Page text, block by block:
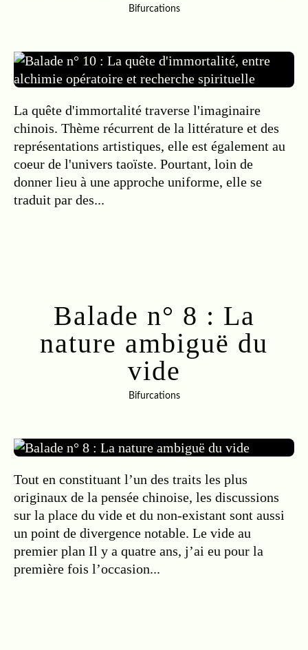
Bifurcations
La quête d'immortalité traverse l'imaginaire
chinois. Thème récurrent de la littérature et des
représentations artistiques, elle est également au
coeur de l'univers taoïste. Pourtant, loin de
donner lieu à une approche uniforme, elle se
traduit par des...
Balade n° 8 : La
nature ambiguë du
vide
Bifurcations
Tout en constituant l’un des traits les plus
originaux de la pensée chinoise, les discussions
sur la place du vide et du non-existant sont aussi
un point de divergence notable. Le vide au
premier plan Il y a quatre ans, j’ai eu pour la
première fois l’occasion...